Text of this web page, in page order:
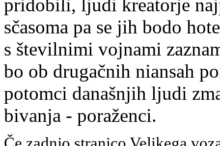
pridobili, ljudi kreatorje
sčasoma pa se jih bodo
s številnimi vojnami
bo ob drugačnih niansah
potomci današnjih ljudi
bivanja - poraženci.